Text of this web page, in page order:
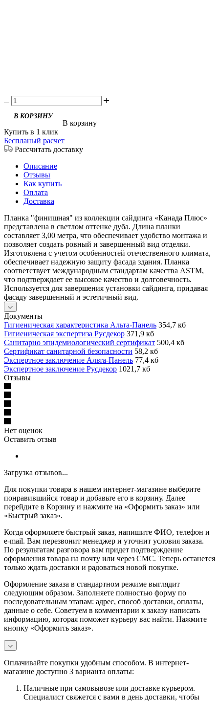
В корзину
Купить в 1 клик
Беспланый расчет
Рассчитать доставку
Описание
Отзывы
Как купить
Оплата
Доставка
Планка "финишная" из коллекции сайдинга «Канада Плюс»
представлена в светлом оттенке дуба. Длина планки
составляет 3,00 метра, что обеспечивает удобство монтажа и
позволяет создать ровный и завершенный вид отделки.
Изготовлена с учетом особенностей отечественного климата,
обеспечивает надежную защиту фасада здания. Планка
соответствует международным стандартам качества ASTM,
что подтверждает ее высокое качество и долговечность.
Используется для завершения установки сайдинга, придавая
фасаду завершенный и эстетичный вид.
Документы
Гигиеническая характеристика Альта-Панель 354,7 кб
Гигиеническая экспертиза Русдекор 371,9 кб
Санитарно эпидемиологический сертификат 500,4 кб
Сертификат санитарной безопасности 58,2 кб
Экспертное заключение Альта-Панель 77,4 кб
Экспертное заключение Русдекор 1021,7 кб
Отзывы
Нет оценок
Оставить отзыв
Загрузка отзывов...
Для покупки товара в нашем интернет-магазине выберите
понравившийся товар и добавьте его в корзину. Далее
перейдите в Корзину и нажмите на «Оформить заказ» или
«Быстрый заказ».
Когда оформляете быстрый заказ, напишите ФИО, телефон и
e-mail. Вам перезвонит менеджер и уточнит условия заказа.
По результатам разговора вам придет подтверждение
оформления товара на почту или через СМС. Теперь останется
только ждать доставки и радоваться новой покупке.
Оформление заказа в стандартном режиме выглядит
следующим образом. Заполняете полностью форму по
последовательным этапам: адрес, способ доставки, оплаты,
данные о себе. Советуем в комментарии к заказу написать
информацию, которая поможет курьеру вас найти. Нажмите
кнопку «Оформить заказ».
Оплачивайте покупки удобным способом. В интернет-
магазине доступно 3 варианта оплаты:
Наличные при самовывозе или доставке курьером.
Специалист свяжется с вами в день доставки, чтобы